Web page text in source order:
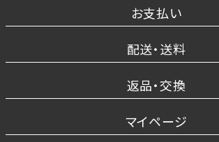
お支払い
配送・送料
返品・交換
マイページ